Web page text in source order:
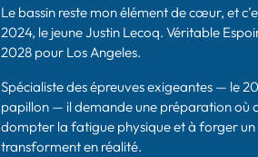
Le bassin reste mon élément de cœur, et
2024, le jeune Justin Lecoq. Véritable
2028 pour Los Angeles.
Spécialiste des épreuves exigeantes — le
papillon — il demande une préparation où
dompter la fatigue physique et à forger un
transforment en réalité.